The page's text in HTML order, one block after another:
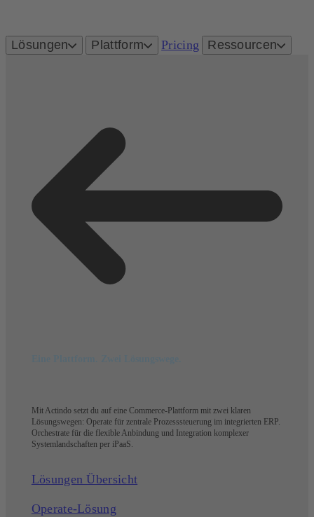
Lösungen Plattform Pricing Ressourcen
Mit Actindo setzt du auf eine Commerce-Plattform mit zwei klaren
Lösungswegen: Operate für zentrale Prozesssteuerung im integrierten ERP.
Orchestrate für die flexible Anbindung und Integration komplexer
Systemlandschaften per iPaaS.
Lösungen Übersicht
Operate-Lösung